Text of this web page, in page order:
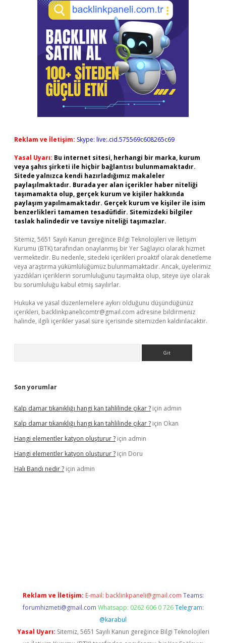
Reklam ve İletişim: Skype: live:.cid.575569c608265c69
Yasal Uyarı: Bu internet sitesi, herhangi bir marka, kurum
veya şahıs şirketi ile hiçbir bağlantısı bulunmamaktadır.
Sitede yalnızca kendi hazırladığımız makaleler
paylaşılmaktadır. Burada yer alan içerikler haber niteliği
taşımamakta olup, gerçek kurum ve kişiler hakkında
paylaşım yapılmamaktadır. Gerçek kurum ve kişiler ile isim
benzerlikleri tamamen tesadüfidir. Sitemizdeki bilgiler
taslak halindedir ve tavsiye niteliği taşımazlar.
Sitemiz, 5651 Sayılı Kanun gereğince Bilgi Teknolojileri ve İletişim
Kurumu (BTK) tarafından onaylanmış bir Yer Sağlayıcı olarak hizmet
vermektedir. Bu nedenle, sitedeki içerikleri proaktif olarak denetleme
veya araştırma yükümlülüğümüz bulunmamaktadır. Ancak, üyelerimiz
yazdıkları içeriklerin sorumluluğunu taşımakta olup, siteye üye olarak
bu sorumluluğu kabul etmiş sayılırlar.
Hukuka ve yasal düzenlemelere aykırı olduğunu düşündüğünüz
içerikleri, backlinkpanelicomtr@gmail.com adresine bildirmeniz
halinde, ilgili içerikler yasal süre içerisinde sitemizden kaldırılacaktır.
Son yorumlar
Kalp damar tıkanıklığı hangi kan tahlilinde çıkar ? için admin
Kalp damar tıkanıklığı hangi kan tahlilinde çıkar ? için Okan
Hangi elementler katyon oluşturur ? için admin
Hangi elementler katyon oluşturur ? için Doru
Halı Bandı nedir ? için admin
Reklam ve İletişim: E-mail: backlinkpaneli@gmail.com Teams:
forumhizmeti@gmail.com Whatsapp: 0262 606 0 726 Telegram:
@karabul
Yasal Uyarı: Sitemiz, 5651 Sayılı Kanun gereğince Bilgi Teknolojileri